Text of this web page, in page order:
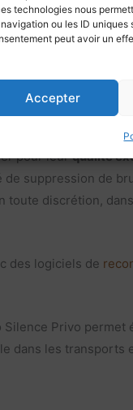
technologies nous
ou les ID uniques
peut avoir un
Accepter
et précis.
et sans
pour
et smartphone.
pour leurqualité
de suppression de
discrétion,
des logiciels de
Privo
dans les transports